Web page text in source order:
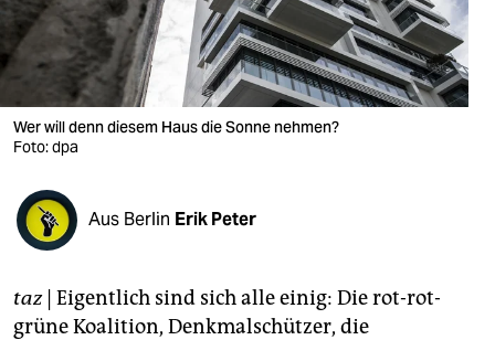
wahrheit
verlag
verlag
veranstaltungen
shop
fragen & hilfe
unterstützen
abo
Wer will denn diesem Haus die Sonne nehmen?
Foto: dpa
Aus Berlin Erik Peter
taz| Eigentlich sind sich alle einig: Die rot-rot-
grüne Koalition, Denkmalschützer, die